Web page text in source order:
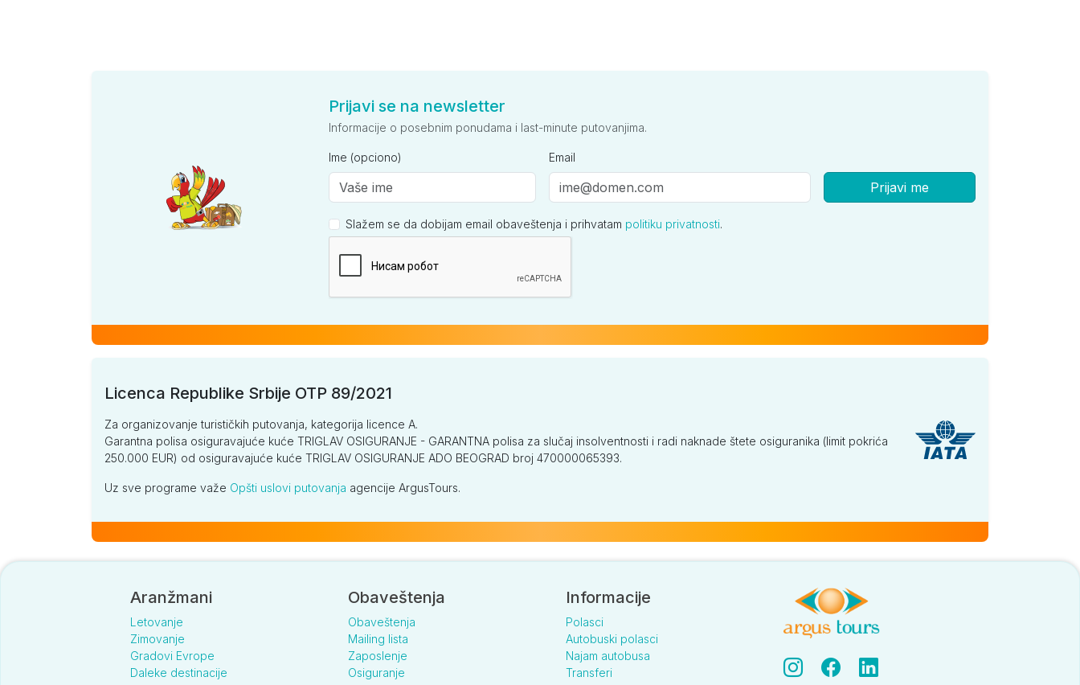
Prijavi se na newsletter
Informacije o posebnim ponudama i last-minute putovanjima.
Ime (opciono) Email
Prijavi me
Slažem se da dobijam email obaveštenja i prihvatam politiku privatnosti.
Licenca Republike Srbije OTP 89/2021
Za organizovanje turističkih putovanja, kategorija licence A.
Garantna polisa osiguravajuće kuće TRIGLAV OSIGURANJE - GARANTNA polisa za slučaj insolventnosti i radi naknade štete osiguranika (limit pokrića
250.000 EUR) od osiguravajuće kuće TRIGLAV OSIGURANJE ADO BEOGRAD broj 470000065393.
Uz sve programe važe Opšti uslovi putovanja agencije ArgusTours.
Aranžmani
Letovanje
Zimovanje
Gradovi Evrope
Daleke destinacije
Obaveštenja
Obaveštenja
Mailing lista
Zaposlenje
Osiguranje
Informacije
Polasci
Autobuski polasci
Najam autobusa
Transferi